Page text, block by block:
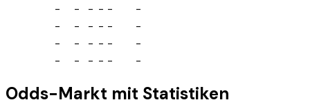
-
- - - -
-
-
- - - -
-
-
- - - -
-
-
- - - - -
Odds-Markt mit Statistiken